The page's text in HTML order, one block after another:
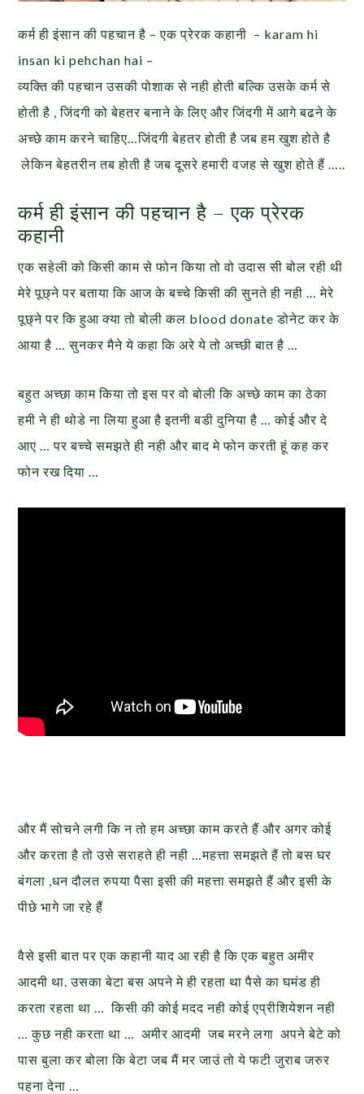
कर्म ही इंसान की पहचान है – एक प्रेरक कहानी – karam hi
insan ki pehchan hai –
व्यक्ति की पहचान उसकी पोशाक से नही होती बल्कि उसके कर्म से
होती है , जिंदगी को बेहतर बनाने के लिए और जिंदगी में आगे बढने के
अच्छे काम करने चाहिए…जिंदगी बेहतर होती है जब हम खुश होते है
लेकिन बेहतरीन तब होती है जब दूसरे हमारी वजह से खुश होते हैं …..
कर्म ही इंसान की पहचान है – एक प्रेरक
कहानी
एक सहेली को किसी काम से फोन किया तो वो उदास सी बोल रही थी
मेरे पूछ्ने पर बताया कि आज के बच्चे किसी की सुनते ही नही … मेरे
पूछ्ने पर कि हुआ क्या तो बोली कल blood donate डोनेट कर के
आया है … सुनकर मैने ये कहा कि अरे ये तो अच्छी बात है …
बहुत अच्छा काम किया तो इस पर वो बोली कि अच्छे काम का ठेका
हमी ने ही थोडे ना लिया हुआ है इतनी बडी दुनिया है … कोई और दे
आए … पर बच्चे समझते ही नही और बाद मे फोन करती हूं कह कर
फोन रख दिया …
और मैं सोचने लगी कि न तो हम अच्छा काम करते हैं और अगर कोई
और करता है तो उसे सराहते ही नही …महत्ता समझते हैं तो बस घर
बंगला ,धन दौलत रुपया पैसा इसी की महत्ता समझते हैं और इसी के
पीछे भागे जा रहे हैं
वैसे इसी बात पर एक कहानी याद आ रही है कि एक बहुत अमीर
आदमी था. उसका बेटा बस अपने मे ही रहता था पैसे का घमंड ही
करता रहता था … किसी की कोई मदद नही कोई एप्रीशियेशन नही
… कुछ नही करता था … अमीर आदमी जब मरने लगा अपने बेटे को
पास बुला कर बोला कि बेटा जब मैं मर जाउं तो ये फटी जुराब जरुर
पहना देना …